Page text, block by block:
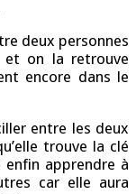
deux personnes
et on la retrouve
encore dans le
entre les deux
trouve la clé
enfin apprendre à
car elle aura